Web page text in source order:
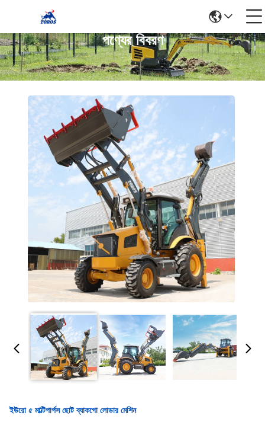
পণ্যের বিবরণ
ইউরো ৫ মাল্টিপার্পস ছোট ব্যাকগো লোডার মেশিন